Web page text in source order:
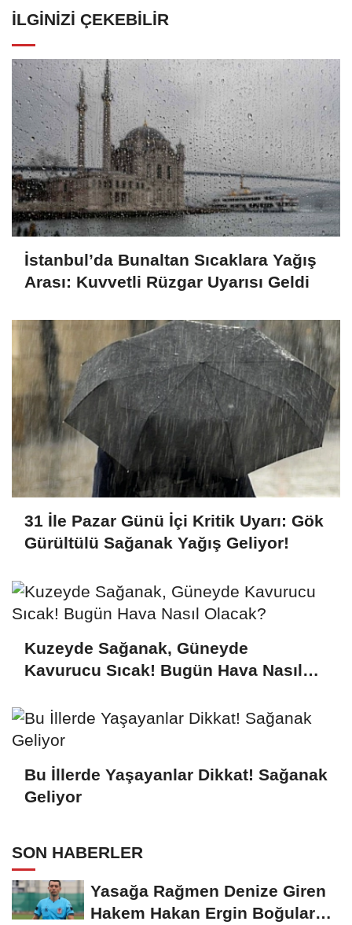
İLGINIZI ÇEKEBILIR
İstanbul’da Bunaltan Sıcaklara Yağış
Arası: Kuvvetli Rüzgar Uyarısı Geldi
31 İle Pazar Günü İçi Kritik Uyarı: Gök
Gürültülü Sağanak Yağış Geliyor!
Kuzeyde Sağanak, Güneyde
Kavurucu Sıcak! Bugün Hava Nasıl
Bu İllerde Yaşayanlar Dikkat! Sağanak
Geliyor
SON HABERLER
Yasağa Rağmen Denize Giren
Hakem Hakan Ergin Boğularak